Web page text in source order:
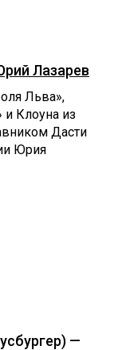
Лазарев
Льва»,
Клоуна из
Дасти
Юрия
—